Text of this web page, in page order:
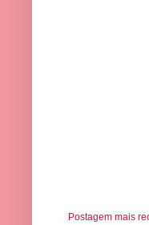
Postagem mais